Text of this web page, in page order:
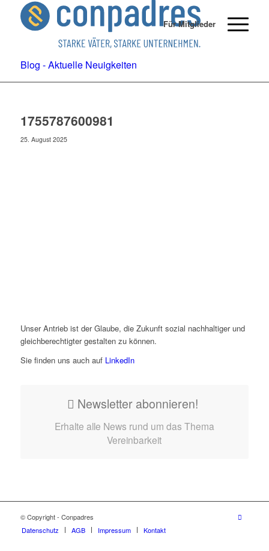
Für Mitglieder
Blog - Aktuelle Neuigkeiten
1755787600981
25. August 2025
Unser Antrieb ist der Glaube, die Zukunft sozial nachhaltiger und
gleichberechtigter gestalten zu können.
Sie finden uns auch aufLinkedIn
Newsletter abonnieren!
Erhalte alle News rund um das Thema
Vereinbarkeit
© Copyright - Conpadres
Datenschutz
AGB Impressum Kontakt